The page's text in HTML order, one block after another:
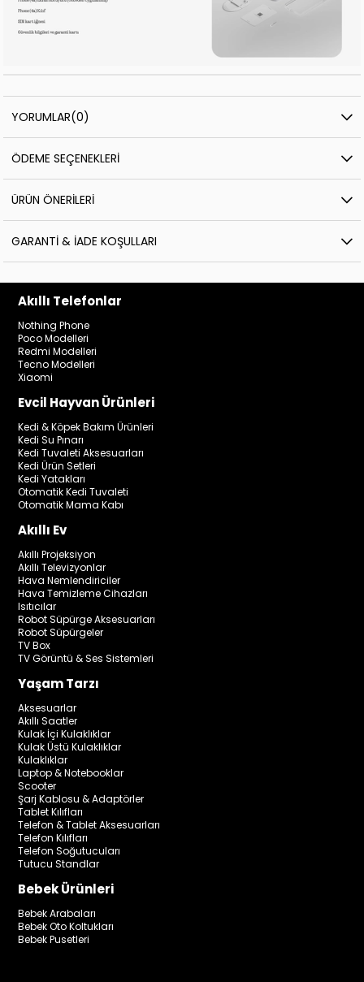
YORUMLAR(0)
ÖDEME SEÇENEKLERI
ÜRÜN ÖNERILERI
GARANTI & İADE KOŞULLARI
Akıllı Telefonlar
Nothing Phone
Poco Modelleri
Redmi Modelleri
Tecno Modelleri
Xiaomi
Evcil Hayvan Ürünleri
Kedi & Köpek Bakım Ürünleri
Kedi Su Pınarı
Kedi Tuvaleti Aksesuarları
Kedi Ürün Setleri
Kedi Yatakları
Otomatik Kedi Tuvaleti
Otomatik Mama Kabı
Akıllı Ev
Akıllı Projeksiyon
Akıllı Televizyonlar
Hava Nemlendiriciler
Hava Temizleme Cihazları
Isıtıcılar
Robot Süpürge Aksesuarları
Robot Süpürgeler
TV Box
TV Görüntü & Ses Sistemleri
Yaşam Tarzı
Aksesuarlar
Akıllı Saatler
Kulak İçi Kulaklıklar
Kulak Üstü Kulaklıklar
Kulaklıklar
Laptop & Notebooklar
Scooter
Şarj Kablosu & Adaptörler
Tablet Kılıfları
Telefon & Tablet Aksesuarları
Telefon Kılıfları
Telefon Soğutucuları
Tutucu Standlar
Bebek Ürünleri
Bebek Arabaları
Bebek Oto Koltukları
Bebek Pusetleri